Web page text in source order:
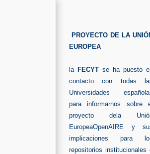
PROYECTO DE LA
EUROPEA
la FECYTse ha puesto
contacto con todas
Universidades
para informarnos sobre
proyecto dela
EuropeaOpenAIRE y
implicaciones para
repositorios institucionales